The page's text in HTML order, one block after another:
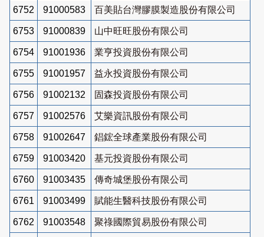
6752 91000583 百美貼台灣膠膜製造股份有限公司
6753 91000839 山中旺旺股份有限公司
6754 91001936 業亨投資股份有限公司
6755 91001957 益永投資股份有限公司
6756 91002132 固森投資股份有限公司
6757 91002576 艾樂資訊股份有限公司
6758 91002647 錩鋐全球產業股份有限公司
6759 91003420 基元投資股份有限公司
6760 91003435 傳奇城堡股份有限公司
6761 91003499 賦能生醫科技股份有限公司
6762 91003548 聚祿國際貿易股份有限公司